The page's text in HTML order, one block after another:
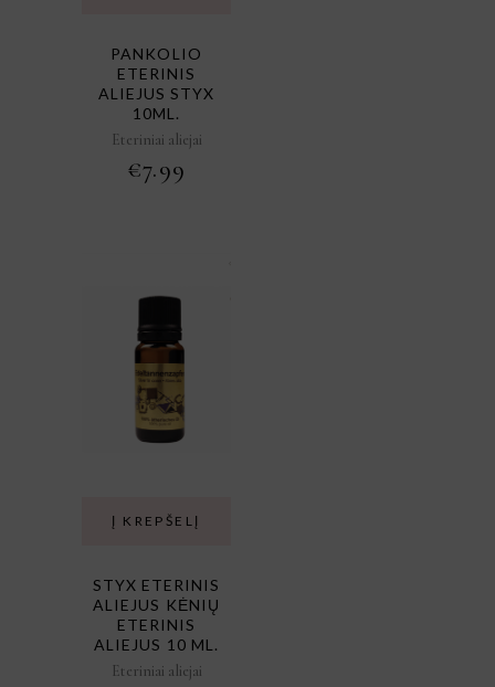
PANKOLIO
ETERINIS
ALIEJUS STYX
10ML.
Eteriniai aliejai
€7.99
Į KREPŠELĮ
STYX ETERINIS
ALIEJUS KĖNIŲ
ETERINIS
ALIEJUS 10 ML.
Eteriniai aliejai